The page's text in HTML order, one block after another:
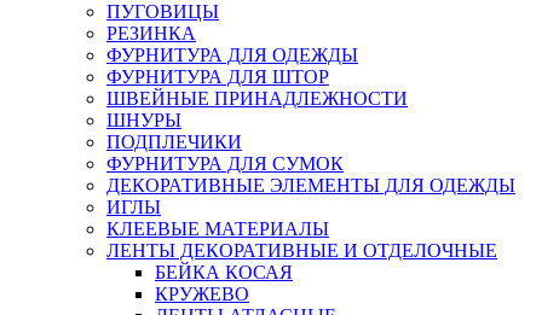
ПУГОВИЦЫ
РЕЗИНКА
ФУРНИТУРА ДЛЯ ОДЕЖДЫ
ФУРНИТУРА ДЛЯ ШТОР
ШВЕЙНЫЕ ПРИНАДЛЕЖНОСТИ
ШНУРЫ
ПОДПЛЕЧИКИ
ФУРНИТУРА ДЛЯ СУМОК
ДЕКОРАТИВНЫЕ ЭЛЕМЕНТЫ ДЛЯ ОДЕЖДЫ
ИГЛЫ
КЛЕЕВЫЕ МАТЕРИАЛЫ
ЛЕНТЫ ДЕКОРАТИВНЫЕ И ОТДЕЛОЧНЫЕ
БЕЙКА КОСАЯ
КРУЖЕВО